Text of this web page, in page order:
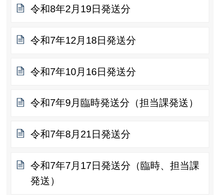
令和8年2月19日発送分
令和7年12月18日発送分
令和7年10月16日発送分
令和7年9月臨時発送分（担当課発送）
令和7年8月21日発送分
令和7年7月17日発送分（臨時、担当課
発送）